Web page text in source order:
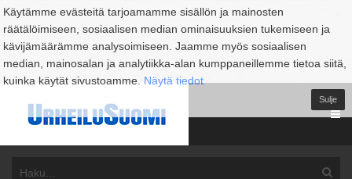
Käytämme evästeitä tarjoamamme sisällön ja mainosten
räätälöimiseen, sosiaalisen median ominaisuuksien tukemiseen ja
kävijämäärämme analysoimiseen. Jaamme myös sosiaalisen
median, mainosalan ja analytiikka-alan kumppaneillemme tietoa siitä,
kuinka käytät sivustoamme. Näytä tiedot
Sulje